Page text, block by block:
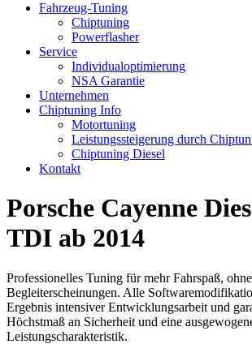
Fahrzeug-Tuning
Chiptuning
Powerflasher
Service
Individualoptimierung
NSA Garantie
Unternehmen
Chiptuning Info
Motortuning
Leistungssteigerung durch
Chiptuning Diesel
Kontakt
Porsche Cayenne
TDI ab 2014
Professionelles Tuning für mehr Fahrspaß,
Begleiterscheinungen. Alle
Ergebnis intensiver Entwicklungsarbeit und
Höchstmaß an Sicherheit und eine
Leistungscharakteristik.